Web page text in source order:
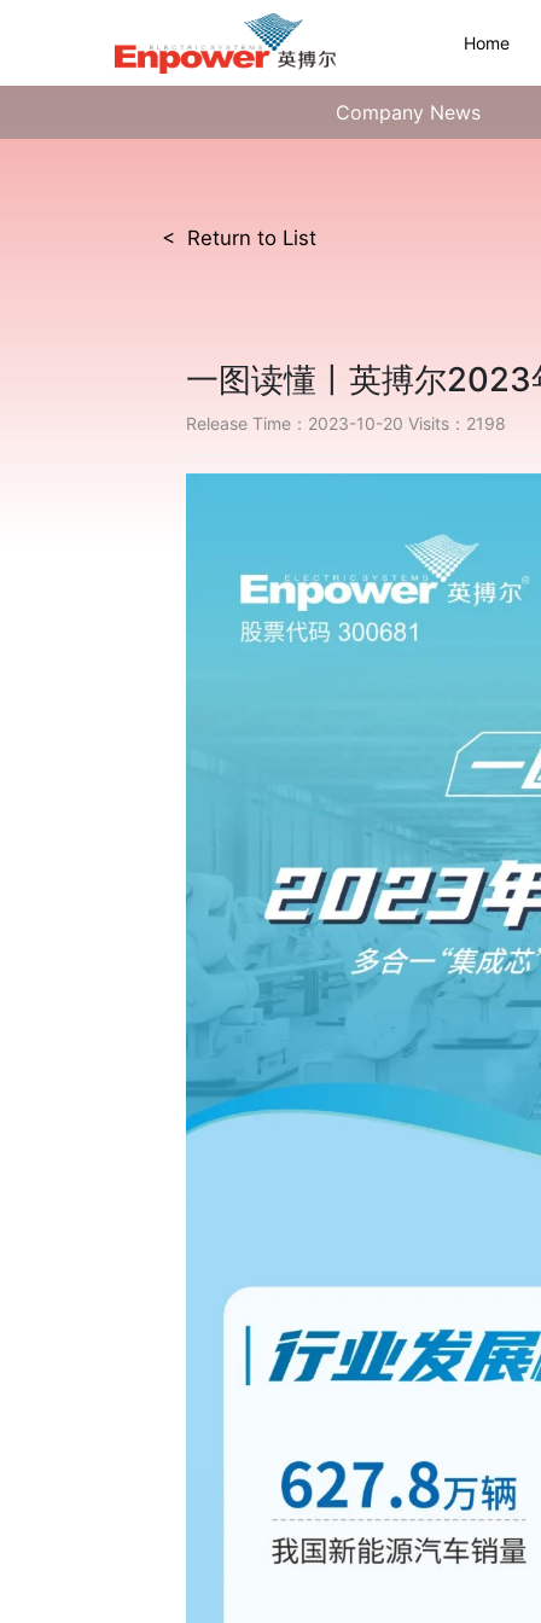
Home
Company News
< Return to List
一图读懂丨英搏尔2023
Release Time：2023-10-20 Visits：2198